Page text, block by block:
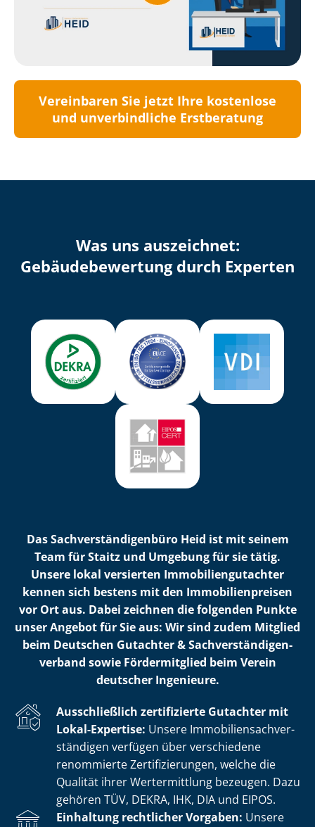
Vereinbaren Sie jetzt Ihre kostenlose
und unverbindliche Erstberatung
Was uns auszeichnet:
Ge­bäu­de­be­wer­tung durch Experten
Das Sach­ver­stän­di­gen­bü­ro Heid ist mit seinem
Team für Staitz und Umgebung für sie tätig.
Unsere lokal versierten Im­mo­bi­li­en­gut­ach­ter
kennen sich bestens mit den Im­mo­bi­li­en­prei­sen
vor Ort aus. Dabei zeichnen die folgenden Punkte
unser Angebot für Sie aus: Wir sind zudem Mitglied
beim Deutschen Gutachter & Sach­ver­stän­di­gen­
ver­band sowie Fördermitglied beim Verein
deutscher Ingenieure.
Ausschließlich zertifizierte Gutachter mit
Lokal-Expertise: Unsere Im­mo­bi­li­en­sach­ver­
stän­di­gen verfügen über verschiedene
renommierte Zer­ti­fi­zie­run­gen, welche die
Qualität ihrer Wertermittlung bezeugen. Dazu
gehören TÜV, DEKRA, IHK, DIA und EIPOS.
Einhaltung rechtlicher Vorgaben: Unsere